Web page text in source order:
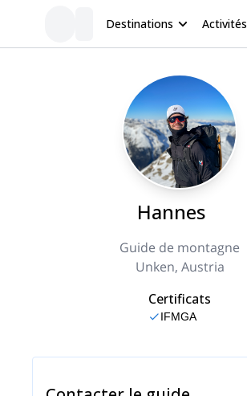
Destinations Activités
Hannes
Guide de montagne
Unken, Austria
Certificats
IFMGA